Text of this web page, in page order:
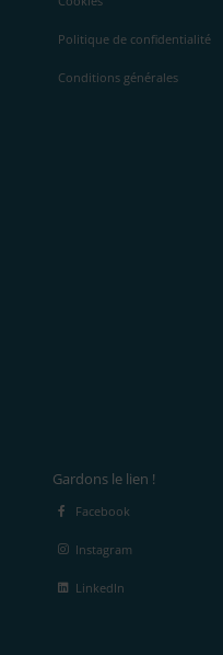
Politique de confidentialité
Conditions générales
Gardons le lien !
Facebook
Instagram
LinkedIn